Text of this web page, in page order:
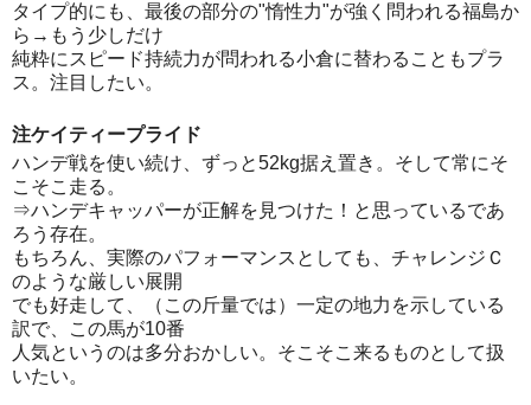
タイプ的にも、最後の部分の"惰性力"が強く問われる福島か
ら→もう少しだけ
純粋にスピード持続力が問われる小倉に替わることもプラ
ス。注目したい。
注ケイティープライド
ハンデ戦を使い続け、ずっと52kg据え置き。そして常にそ
こそこ走る。
⇒ハンデキャッパーが正解を見つけた！と思っているであ
ろう存在。
もちろん、実際のパフォーマンスとしても、チャレンジＣ
のような厳しい展開
でも好走して、（この斤量では）一定の地力を示している
訳で、この馬が10番
人気というのは多分おかしい。そこそこ来るものとして扱
いたい。